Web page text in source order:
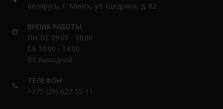
Беларусь, г. Минск, ул. Щедрина, д. 82
ВРЕМЯ РАБОТЫ
ПН-ПТ 09:00 - 18:00
СБ 10:00 - 14:00
ВС выходной
ТЕЛЕФОН
+375 (29) 622-55-11